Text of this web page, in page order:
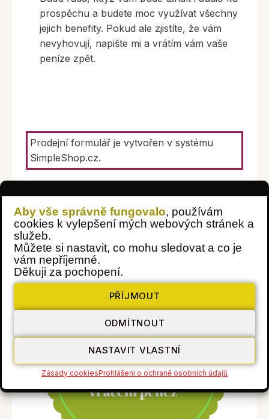
Aby vše správně fungovalo, používám
cookies k vylepšení mých webových stránek a
služeb.
Můžete si nastavit, co mohu sledovat a co je
vám nepříjemné.
Děkuji za pochopení.
PŘÍJMOUT
ODMÍTNOUT
NASTAVIT VLASTNÍ
Zásady cookiesProhlášení o ochraně osobních údajů
prospěchu a budete moc využívat všechny
jejich benefity. Pokud ale zjistíte, že vám
nevyhovují, napište mi a vrátím vám vaše
peníze zpět.
Prodejní formulář je vytvořen v systému
SimpleShop.cz.